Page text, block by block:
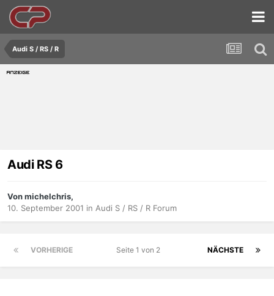
Audi S / RS / R
Audi RS 6
Von michelchris,
10. September 2001 in Audi S / RS / R Forum
VORHERIGE NÄCHSTE
Seite 1 von 2